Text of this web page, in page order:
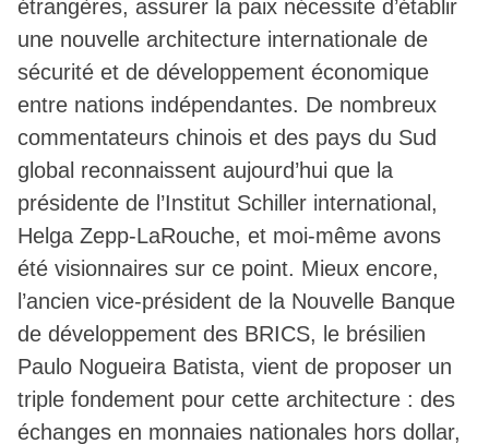
étrangères, assurer la paix nécessite d’établir
une nouvelle architecture internationale de
sécurité et de développement économique
entre nations indépendantes. De nombreux
commentateurs chinois et des pays du Sud
global reconnaissent aujourd’hui que la
présidente de l’Institut Schiller international,
Helga Zepp-LaRouche, et moi-même avons
été visionnaires sur ce point. Mieux encore,
l’ancien vice-président de la Nouvelle Banque
de développement des BRICS, le brésilien
Paulo Nogueira Batista, vient de proposer un
triple fondement pour cette architecture : des
échanges en monnaies nationales hors dollar,